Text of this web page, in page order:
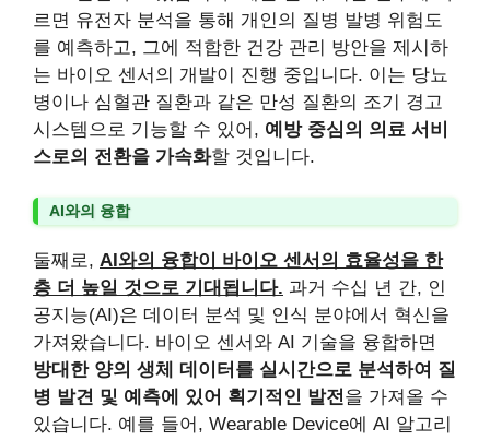
르면 유전자 분석을 통해 개인의 질병 발병 위험도
를 예측하고, 그에 적합한 건강 관리 방안을 제시하
는 바이오 센서의 개발이 진행 중입니다. 이는 당뇨
병이나 심혈관 질환과 같은 만성 질환의 조기 경고
시스템으로 기능할 수 있어, 예방 중심의 의료 서비
스로의 전환을 가속화할 것입니다.
AI와의 융합
둘째로, AI와의 융합이 바이오 센서의 효율성을 한
층 더 높일 것으로 기대됩니다. 과거 수십 년 간, 인
공지능(AI)은 데이터 분석 및 인식 분야에서 혁신을
가져왔습니다. 바이오 센서와 AI 기술을 융합하면
방대한 양의 생체 데이터를 실시간으로 분석하여 질
병 발견 및 예측에 있어 획기적인 발전을 가져올 수
있습니다. 예를 들어, Wearable Device에 AI 알고리